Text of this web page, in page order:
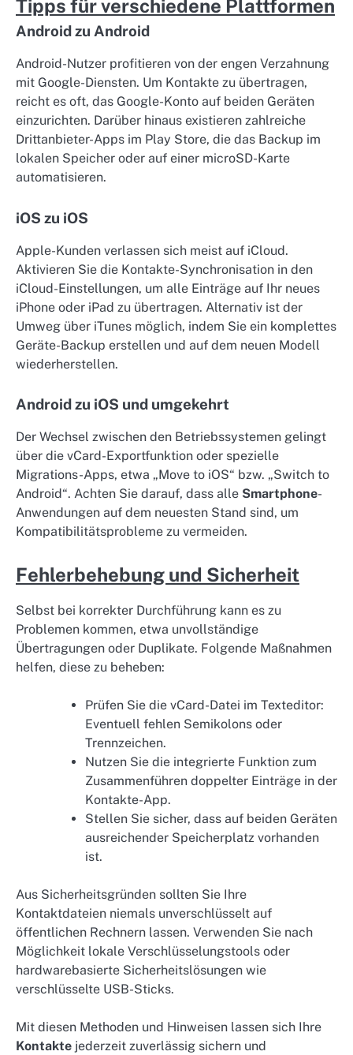
Tipps für verschiedene Plattformen
Android zu Android
Android-Nutzer profitieren von der engen Verzahnung
mit Google-Diensten. Um Kontakte zu übertragen,
reicht es oft, das Google-Konto auf beiden Geräten
einzurichten. Darüber hinaus existieren zahlreiche
Drittanbieter-Apps im Play Store, die das Backup im
lokalen Speicher oder auf einer microSD-Karte
automatisieren.
iOS zu iOS
Apple-Kunden verlassen sich meist auf iCloud.
Aktivieren Sie die Kontakte-Synchronisation in den
iCloud-Einstellungen, um alle Einträge auf Ihr neues
iPhone oder iPad zu übertragen. Alternativ ist der
Umweg über iTunes möglich, indem Sie ein komplettes
Geräte-Backup erstellen und auf dem neuen Modell
wiederherstellen.
Android zu iOS und umgekehrt
Der Wechsel zwischen den Betriebssystemen gelingt
über die vCard-Exportfunktion oder spezielle
Migrations-Apps, etwa „Move to iOS“ bzw. „Switch to
Android“. Achten Sie darauf, dass alle Smartphone-
Anwendungen auf dem neuesten Stand sind, um
Kompatibilitätsprobleme zu vermeiden.
Fehlerbehebung und Sicherheit
Selbst bei korrekter Durchführung kann es zu
Problemen kommen, etwa unvollständige
Übertragungen oder Duplikate. Folgende Maßnahmen
helfen, diese zu beheben:
Prüfen Sie die vCard-Datei im Texteditor:
Eventuell fehlen Semikolons oder
Trennzeichen.
Nutzen Sie die integrierte Funktion zum
Zusammenführen doppelter Einträge in der
Kontakte-App.
Stellen Sie sicher, dass auf beiden Geräten
ausreichender Speicherplatz vorhanden
ist.
Aus Sicherheitsgründen sollten Sie Ihre
Kontaktdateien niemals unverschlüsselt auf
öffentlichen Rechnern lassen. Verwenden Sie nach
Möglichkeit lokale Verschlüsselungstools oder
hardwarebasierte Sicherheitslösungen wie
verschlüsselte USB-Sticks.
Mit diesen Methoden und Hinweisen lassen sich Ihre
Kontakte jederzeit zuverlässig sichern und